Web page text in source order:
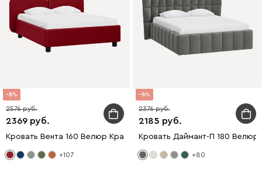
8
2369
2576
Кровать Вента 160 Велюр Красный
+107
8
2185
2376
Кровать Даймант-П 180 Велюр
+80